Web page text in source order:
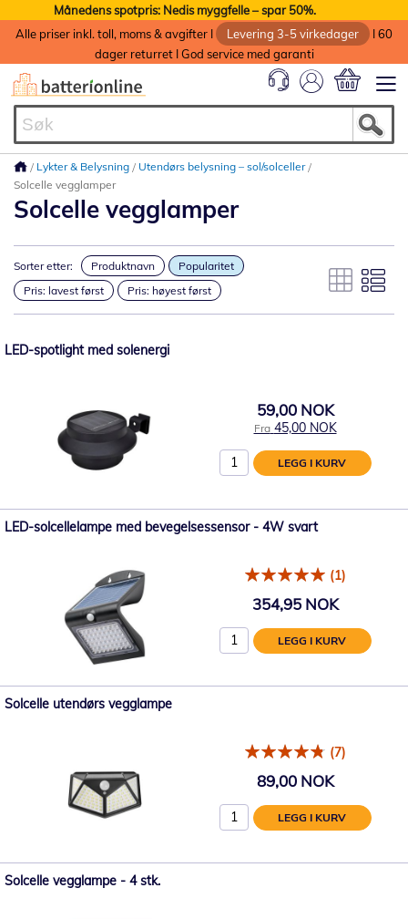
Månedens spotpris: Nedis myggfelle – spar 50%.
Alle priser inkl. toll, moms & avgifter I
Levering 3-5 virkedager
I 60
dager returret I God service med garanti
Lykter & Belysning
Utendørs belysning – sol/solceller
Solcelle vegglamper
Solcelle vegglamper
Sorter etter: Produktnavn
Popularitet
Pris: lavest først
Pris: høyest først
LED-spotlight med solenergi
59,00 NOK
Fra 45,00 NOK
LEGG I KURV
LED-solcellelampe med bevegelsessensor - 4W svart
(1)
354,95 NOK
LEGG I KURV
Solcelle utendørs vegglampe
(7)
89,00 NOK
LEGG I KURV
Solcelle vegglampe - 4 stk.